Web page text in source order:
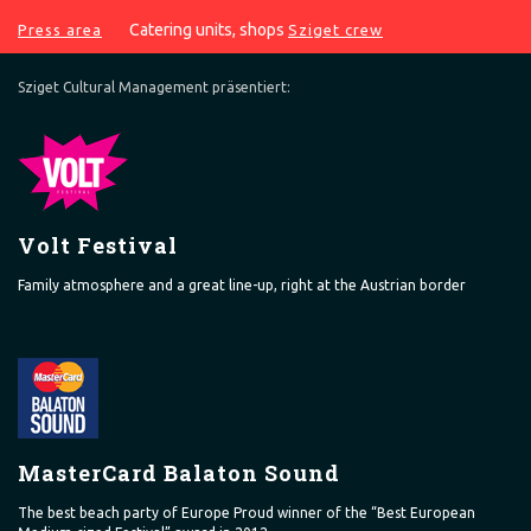
Press area Catering units, shops Sziget crew
Sziget Cultural Management präsentiert:
Volt Festival
Family atmosphere and a great line-up, right at the Austrian border
MasterCard Balaton Sound
The best beach party of Europe Proud winner of the “Best European